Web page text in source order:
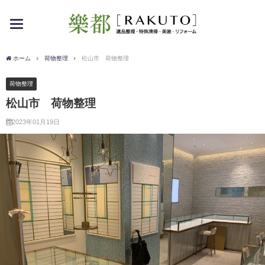
toggle
ホーム 荷物整理 松山市 荷物整理
荷物整理
松山市 荷物整理
2023年01月19日